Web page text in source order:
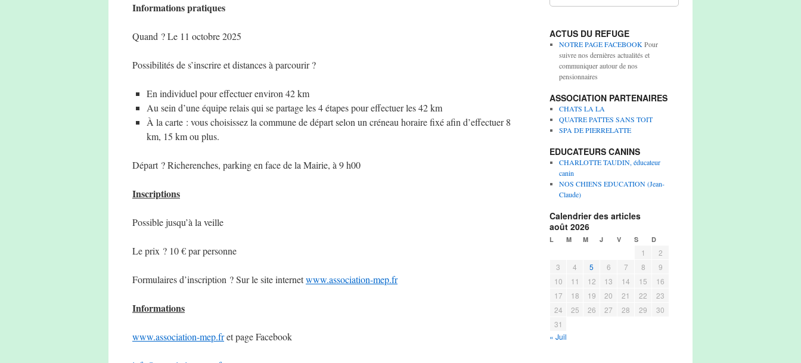
Informations pratiques
Quand ? Le 11 octobre 2025
Possibilités de s’inscrire et distances à parcourir ?
En individuel pour effectuer environ 42 km
Au sein d’une équipe relais qui se partage les 4 étapes pour effectuer les 42 km
À la carte : vous choisissez la commune de départ selon un créneau horaire fixé afin d’effectuer 8
km, 15 km ou plus.
Départ ? Richerenches, parking en face de la Mairie, à 9 h00
Inscriptions
Possible jusqu’à la veille
Le prix ? 10 € par personne
Formulaires d’inscription ? Sur le site internetwww.association-mep.fr
Informations
www.association-mep.fret page Facebook
ACTUS DU REFUGE
NOTRE PAGE FACEBOOK Pour
suivre nos dernières actualités et
communiquer autour de nos
pensionnaires
ASSOCIATION PARTENAIRES
CHATS LA LA
QUATRE PATTES SANS TOIT
SPA DE PIERRELATTE
EDUCATEURS CANINS
CHARLOTTE TAUDIN, éducateur
canin
NOS CHIENS EDUCATION (Jean-
Claude)
Calendrier des articles
août 2026
L M M J V S D
1
2
3
4 5 6 7 8
9
10
11 12 13 14 15
16
17
18 19 20 21 22
23
24
25 26 27 28 29
30
31
« Juil